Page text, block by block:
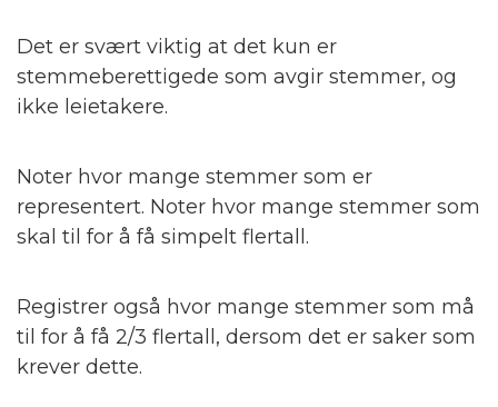
Det er svært viktig at det kun er
stemmeberettigede som avgir stemmer, og
ikke leietakere.
Noter hvor mange stemmer som er
representert. Noter hvor mange stemmer som
skal til for å få simpelt flertall.
Registrer også hvor mange stemmer som må
til for å få 2/3 flertall, dersom det er saker som
krever dette.